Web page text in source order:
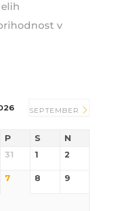
v
SEPTEMBER
P S N
31 1 2
7 8 9